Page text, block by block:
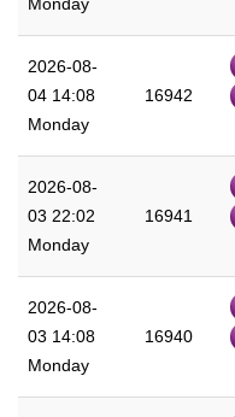
2026-08-
04 14:08
Monday
16942
2026-08-
03 22:02
Monday
16941
2026-08-
03 14:08
Monday
16940